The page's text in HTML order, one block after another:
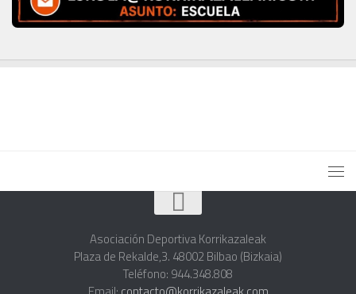
Asociación Deportiva Korrikazaleak
Plaza de Rekalde,3. 48002 Bilbao (Bizkaia)
Teléfono: 944.348.808